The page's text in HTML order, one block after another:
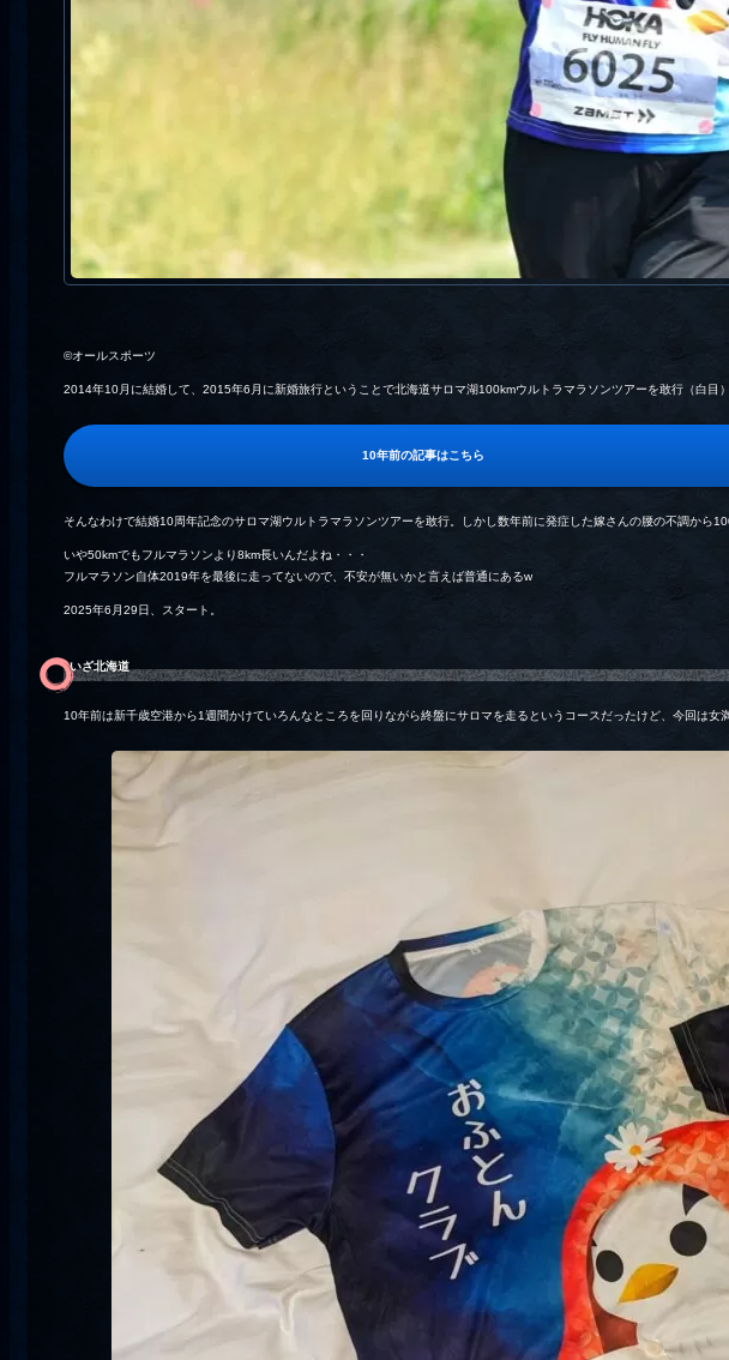
©オールスポーツ
2014年10月に結婚して、2015年6月に新婚旅行ということで北海道サロマ湖100kmウルトラマラソンツアーを敢行（白目
10年前の記事はこちら
そんなわけで結婚10周年記念のサロマ湖ウルトラマラソンツアーを敢行。しかし数年前に発症した嫁さんの腰の不調から
いや50kmでもフルマラソンより8km長いんだよね・・・
フルマラソン自体2019年を最後に走ってないので、不安が無いかと言えば普通にあるw
2025年6月29日、スタート。
いざ北海道
10年前は新千歳空港から1週間かけていろんなところを回りながら終盤にサロマを走るというコースだったけど、今回は女